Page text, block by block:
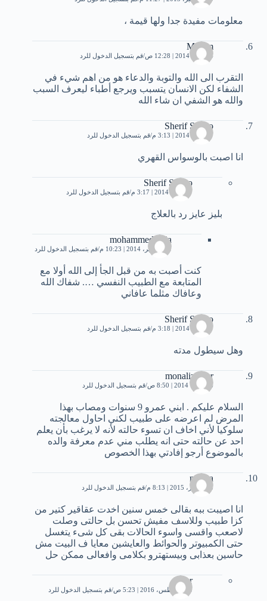
معلومات مفيدة جدا ولها قيمة ،
Maram
24 يناير، 2014 | 12:28 ص قم بتسجيل الدخول للرد
التقرب الى الله والتوبة والدعاء هو من اهم شيء في
الشفاء لكن الانسان يتسبب ويرجع أطباء ليعرف السبب
والله هو الشفي ان شاء الله
Sherif Sheko
27 يناير، 2014 | 3:13 م قم بتسجيل الدخول للرد
انا اصبت بالوسواس القهري
Sherif Sheko
27 يناير، 2014 | 3:17 م قم بتسجيل الدخول للرد
بليز عايز رد بالعلاج
mohammed attia
11 سبتمبر، 2014 | 10:23 م قم بتسجيل الدخول للرد
كنت أصبت به من قبل الجأ إلى الله أولا مع
المتابعة مع الطبيب النفسي …. شفاك الله
وعافاك مثلما عافاني
Sherif Sheko
27 يناير، 2014 | 3:18 م قم بتسجيل الدخول للرد
وهل سيطول مدته
monaliza bar
6 أكتوبر، 2014 | 8:50 ص قم بتسجيل الدخول للرد
السلام عليكم . ابني عمرو 9 سنوات ومصاب بهذا
المرض لم اعرضه على طبيب لكني احاول معالجته
سلوكيا ﻷني اخاف ان تسوء حالته ﻷنه لا يرغب بأن يعلم
احد عن حالته حتى انه يطلب مني عدم معرفة والده
بالموضوع أرجو إفادتي بهذا الخصوص
nesma
5 ديسمبر، 2015 | 8:13 م قم بتسجيل الدخول للرد
انا اصيبت ببه بقالى خمس سنين اخدت عقاقير كتير من
كزا طبيب وللاسف مفيش تحسن بل حالتى وصلت
لاصعب واقسى واسوء الحالات بقى كل شىء يتغسل
حتى الكمبيوتر والحوائط والعايشين معايا ف البيت مش
حاسين بعذابى وبيستهترو بكلامى وافعالى ممكن حل
fleur
30 أغسطس، 2016 | 5:23 ص قم بتسجيل الدخول للرد